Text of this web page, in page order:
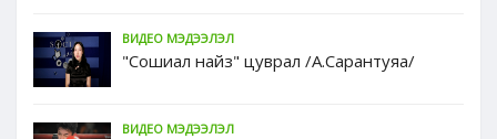
ВИДЕО МЭДЭЭЛЭЛ
"Сошиал найз" цуврал /А.Сарантуяа/
ВИДЕО МЭДЭЭЛЭЛ